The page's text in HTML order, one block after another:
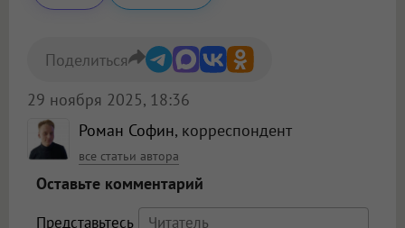
Роман Софин, корреспондент
все статьи автора
29 ноября 2025, 18:36
Поделиться
Оставьте комментарий
Представьтесь